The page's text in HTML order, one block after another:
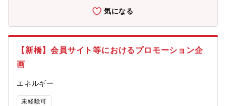
す。営業部は4名体制でそれぞれが担当アカウントを数社ずつ担当
は、ウェブサイト（コーポレートサイトの製品情報ページ、自社
の可視化・活用、施策の効果測定など、データをもとにした課題
ロジェクト（例：マーケティング視点でのデジタル関連の意見交
換機会への参画、特定製品のマーケキャンペーンの推進、オフラ
ークショップ等プロジェクト参画、企業情報データベース構築プ
ど、プロジェクトマネジメント業務も担っていただきます。【本
気になる
【新橋】会員サイト等におけるプロモーション企
画
エネルギー
未経験可